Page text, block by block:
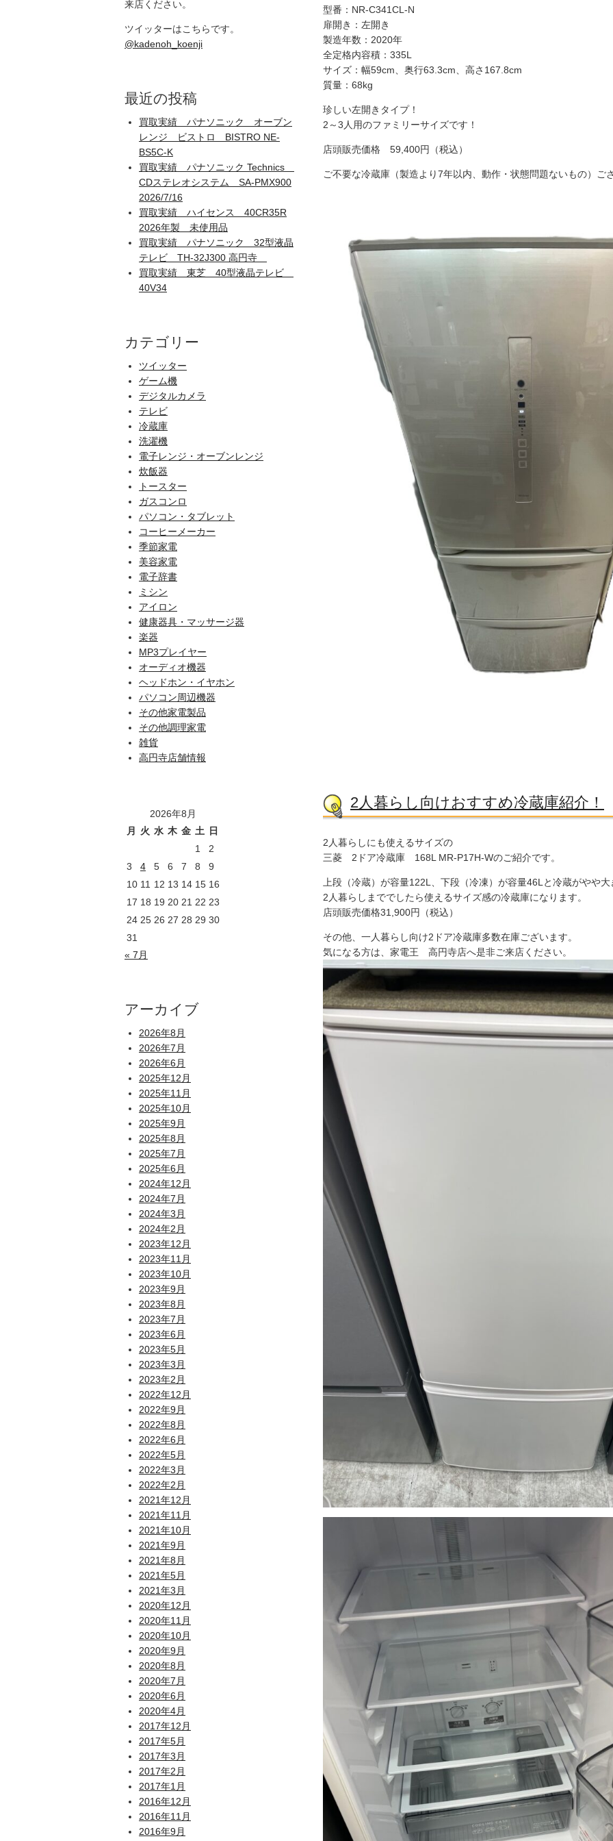
型番：NR-C341CL-N
扉開き：左開き
製造年数：2020年
全定格内容積：335L
サイズ：幅59cm、奥行63.3cm、高さ167.8cm
質量：68kg
珍しい左開きタイプ！
2～3人用のファミリーサイズです！
店頭販売価格 59,400円（税込）
ご不要な冷蔵庫（製造より7年以内、動作・状態問題ないもの）ご
2人暮らし向けおすすめ冷蔵庫紹介！
2人暮らしにも使えるサイズの
三菱 2ドア冷蔵庫 168L MR-P17H-Wのご紹介です。
上段（冷蔵）が容量122L、下段（冷凍）が容量46Lと冷蔵がやや
2人暮らしまででしたら使えるサイズ感の冷蔵庫になります。
店頭販売価格31,900円（税込）
その他、一人暮らし向け2ドア冷蔵庫多数在庫ございます。
気になる方は、家電王 高円寺店へ是非ご来店ください。
来店ください。
ツイッターはこちらです。
@kadenoh_koenji
最近の投稿
買取実績 パナソニック オーブン
レンジ ビストロ BISTRO NE-
BS5C-K
買取実績 パナソニック Technics
CDステレオシステム SA-PMX900
2026/7/16
買取実績 ハイセンス 40CR35R
2026年製 未使用品
買取実績 パナソニック 32型液晶
テレビ TH-32J300 高円寺
買取実績 東芝 40型液晶テレビ
40V34
カテゴリー
ツイッター
ゲーム機
デジタルカメラ
テレビ
冷蔵庫
洗濯機
電子レンジ・オーブンレンジ
炊飯器
トースター
ガスコンロ
パソコン・タブレット
コーヒーメーカー
季節家電
美容家電
電子辞書
ミシン
アイロン
健康器具・マッサージ器
楽器
MP3プレイヤー
オーディオ機器
ヘッドホン・イヤホン
パソコン周辺機器
その他家電製品
その他調理家電
雑貨
高円寺店舗情報
2026年8月
月
火 水 木 金 土 日
1
2
3
4 5 6 7 8
9
10 11 12 13 14 15 16
17 18 19 20 21 22 23
24 25 26 27 28 29 30
31
« 7月
アーカイブ
2026年8月
2026年7月
2026年6月
2025年12月
2025年11月
2025年10月
2025年9月
2025年8月
2025年7月
2025年6月
2024年12月
2024年7月
2024年3月
2024年2月
2023年12月
2023年11月
2023年10月
2023年9月
2023年8月
2023年7月
2023年6月
2023年5月
2023年3月
2023年2月
2022年12月
2022年9月
2022年8月
2022年6月
2022年5月
2022年3月
2022年2月
2021年12月
2021年11月
2021年10月
2021年9月
2021年8月
2021年5月
2021年3月
2020年12月
2020年11月
2020年10月
2020年9月
2020年8月
2020年7月
2020年6月
2020年4月
2017年12月
2017年5月
2017年3月
2017年2月
2017年1月
2016年12月
2016年11月
2016年9月